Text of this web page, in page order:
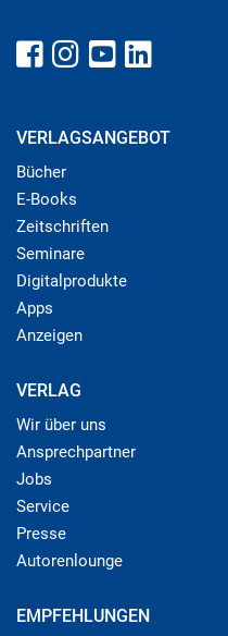
VERLAGSANGEBOT
Bücher
E-Books
Zeitschriften
Seminare
Digitalprodukte
Apps
Anzeigen
VERLAG
Wir über uns
Ansprechpartner
Jobs
Service
Presse
Autorenlounge
EMPFEHLUNGEN